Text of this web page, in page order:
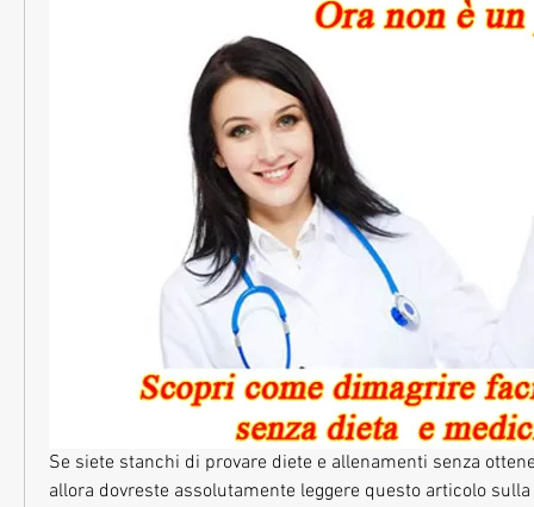
Se siete stanchi di provare diete e allenamenti senza
allora dovreste assolutamente leggere questo articolo